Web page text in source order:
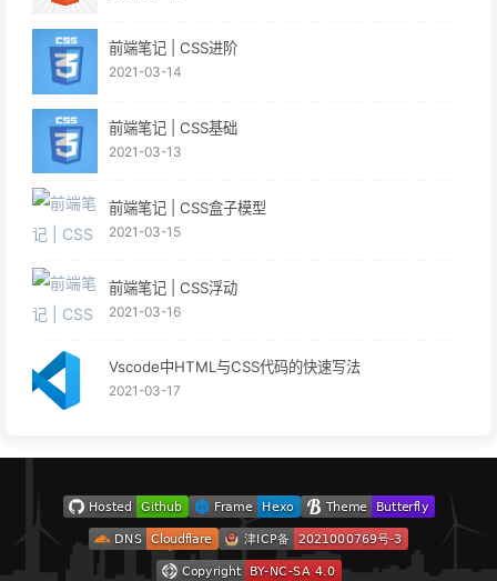
前端笔记 | CSS进阶
2021-03-14
前端笔记 | CSS基础
2021-03-13
前端笔记 | CSS盒子模型
2021-03-15
前端笔记 | CSS浮动
2021-03-16
Vscode中HTML与CSS代码的快速写法
2021-03-17